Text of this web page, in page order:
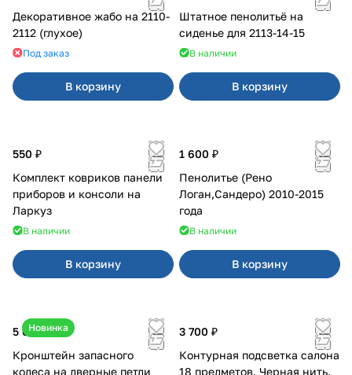
Декоративное жабо на 2110-
2112 (глухое)
Под заказ
В корзину
Штатное пенолитьё на
сиденье для 2113-14-15
В наличии
В корзину
550 ₽
Комплект ковриков панели
приборов и консоли на
Ларкуз
В наличии
В корзину
1 600 ₽
Пенолитье (Рено
Логан,Сандеро) 2010-2015
года
В наличии
В корзину
Новинка
5 050 ₽
Кронштейн запасного
колеса на дверные петли
3 700 ₽
Контурная подсветка салона
18 предметов. Черная нить.